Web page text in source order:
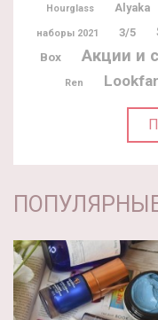
Hourglass Alyaka
наборы 2021 3/5
Box
Акции и
Ren